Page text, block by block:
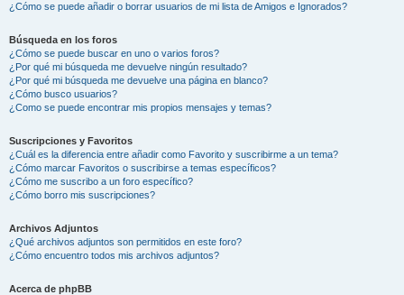
¿Cómo se puede añadir o borrar usuarios de mi lista de Amigos e Ignorados?
Búsqueda en los foros
¿Cómo se puede buscar en uno o varios foros?
¿Por qué mi búsqueda me devuelve ningún resultado?
¿Por qué mi búsqueda me devuelve una página en blanco?
¿Cómo busco usuarios?
¿Como se puede encontrar mis propios mensajes y temas?
Suscripciones y Favoritos
¿Cuál es la diferencia entre añadir como Favorito y suscribirme a un tema?
¿Cómo marcar Favoritos o suscribirse a temas específicos?
¿Cómo me suscribo a un foro específico?
¿Cómo borro mis suscripciones?
Archivos Adjuntos
¿Qué archivos adjuntos son permitidos en este foro?
¿Cómo encuentro todos mis archivos adjuntos?
Acerca de phpBB